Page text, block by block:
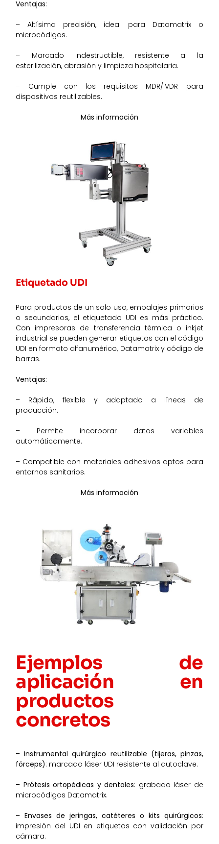
Ventajas:
– Altísima precisión, ideal para Datamatrix o
microcódigos.
– Marcado indestructible, resistente a la
esterilización, abrasión y limpieza hospitalaria.
– Cumple con los requisitos MDR/IVDR para
dispositivos reutilizables.
Más información
Etiquetado UDI
Para productos de un solo uso, embalajes primarios
o secundarios, el etiquetado UDI es más práctico.
Con impresoras de transferencia térmica o inkjet
industrial se pueden generar etiquetas con el código
UDI en formato alfanumérico, Datamatrix y código de
barras.
Ventajas:
– Rápido, flexible y adaptado a líneas de
producción.
– Permite incorporar datos variables
automáticamente.
– Compatible con materiales adhesivos aptos para
entornos sanitarios.
Más información
Ejemplos de
aplicación en
productos
concretos
– Instrumental quirúrgico reutilizable (tijeras, pinzas,
fórceps): marcado láser UDI resistente al autoclave.
– Prótesis ortopédicas y dentales: grabado láser de
microcódigos Datamatrix.
– Envases de jeringas, catéteres o kits quirúrgicos:
impresión del UDI en etiquetas con validación por
cámara.